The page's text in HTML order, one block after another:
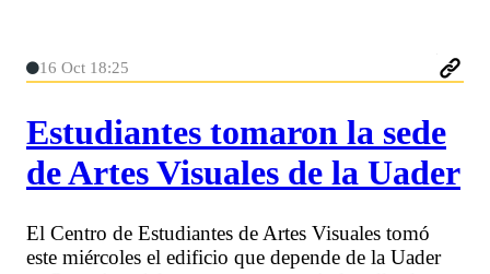
16 Oct 18:25
Estudiantes tomaron la sede
de Artes Visuales de la Uader
El Centro de Estudiantes de Artes Visuales tomó
este miércoles el edificio que depende de la Uader